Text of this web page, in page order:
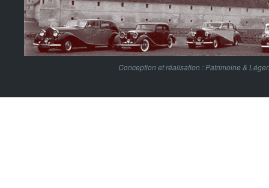
Conception et réalisation :Patrimoine &